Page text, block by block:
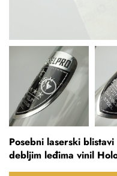
Posebni laserski
debljim leđima vinil